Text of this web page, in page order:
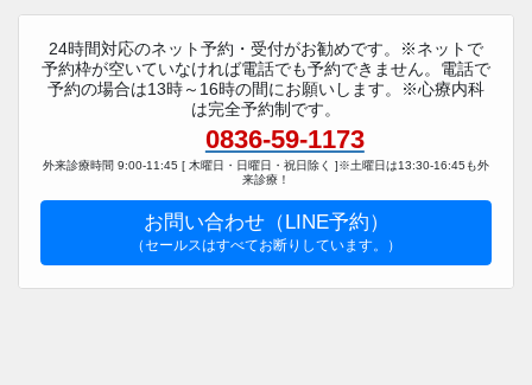
24時間対応のネット予約・受付がお勧めです。※ネットで
予約枠が空いていなければ電話でも予約できません。電話で
予約の場合は13時～16時の間にお願いします。※心療内科
は完全予約制です。
0836-59-1173
外来診療時間 9:00-11:45 [ 木曜日・日曜日・祝日除く ]※土曜日は13:30-16:45も外
来診療！
お問い合わせ（LINE予約）
（セールスはすべてお断りしています。）